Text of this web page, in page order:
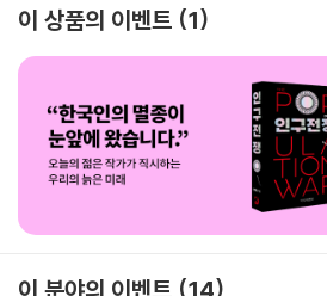
이 상품의 이벤트 1
이 분야의 이벤트 14